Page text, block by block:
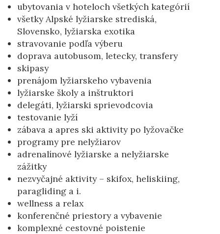
ubytovania v hoteloch všetkých kategórií
všetky Alpské lyžiarske strediská,
Slovensko, lyžiarska exotika
stravovanie podľa výberu
doprava autobusom, letecky, transfery
skipasy
prenájom lyžiarskeho vybavenia
lyžiarske školy a inštruktori
delegáti, lyžiarski sprievodcovia
testovanie lyží
zábava a apres ski aktivity po lyžovačke
programy pre nelyžiarov
adrenalínové lyžiarske a nelyžiarske
zážitky
nezvyčajné aktivity – skifox, heliskiing,
paragliding a i.
wellness a relax
konferenčné priestory a vybavenie
komplexné cestovné poistenie